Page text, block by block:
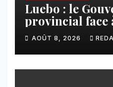
Luebo : le
provincial face
érosions qui
AOÛT 8, 2026